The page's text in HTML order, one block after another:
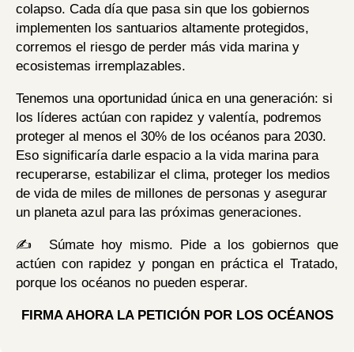
colapso. Cada día que pasa sin que los gobiernos
implementen los santuarios altamente protegidos,
corremos el riesgo de perder más vida marina y
ecosistemas irremplazables.
Tenemos una oportunidad única en una generación: si
los líderes actúan con rapidez y valentía, podremos
proteger al menos el 30% de los océanos para 2030.
Eso significaría darle espacio a la vida marina para
recuperarse, estabilizar el clima, proteger los medios
de vida de miles de millones de personas y asegurar
un planeta azul para las próximas generaciones.
✍ ️ Súmate hoy mismo. Pide a los gobiernos que
actúen con rapidez y pongan en práctica el Tratado,
porque los océanos no pueden esperar.
FIRMA AHORA LA PETICIÓN POR LOS OCÉANOS